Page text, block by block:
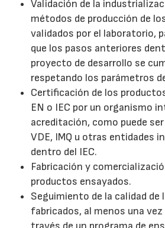
Validación de la
métodos de producción de
validados por el laboratorio,
que los pasos anteriores
proyecto de desarrollo se
respetando los parámetros
Certificación de los
EN o IEC por un organismo
acreditación, como puede ser
VDE, IMQ u otras entidades
dentro del IEC.
Fabricación y
productos ensayados.
Seguimiento de la calidad de
fabricados, al menos una vez